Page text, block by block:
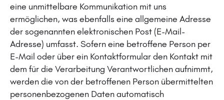
eine unmittelbare Kommunikation mit uns
ermöglichen, was ebenfalls eine allgemeine Adresse
der sogenannten elektronischen Post (E-Mail-
Adresse) umfasst. Sofern eine betroffene Person per
E-Mail oder über ein Kontaktformular den Kontakt mit
dem für die Verarbeitung Verantwortlichen aufnimmt,
werden die von der betroffenen Person übermittelten
personenbezogenen Daten automatisch